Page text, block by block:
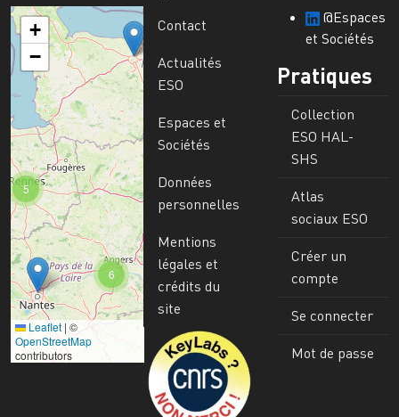
6
5
+
−
Leaflet | ©
OpenStreetMap
contributors
Contact
Actualités
ESO
Espaces et
Sociétés
Données
personnelles
Mentions
légales et
crédits du
site
Image
@Espaces
et Sociétés
Pratiques
Collection
ESO HAL-
SHS
Atlas
sociaux ESO
Créer un
compte
Se connecter
Mot de passe